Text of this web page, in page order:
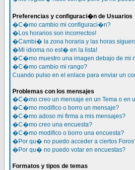
Preferencias y configuraci�n de Usuarios
�C�mo cambio mi configuraci�n?
�Los horarios son incorrectos!
�Cambi� la zona horaria y las horas
�Mi idioma no est� en la lista!
�C�mo muestro una imagen debajo de mi
�C�mo cambio mi rango?
Cuando pulso en el enlace para enviar un
Problemas con los mensajes
�C�mo creo un mensaje en un Tema o en
�C�mo modifico o borro un mensaje?
�C�mo adoso mi firma a mis mensajes?
�C�mo creo una encuesta?
�C�mo modifico o borro una encuesta?
�Por qu� no puedo acceder a ciertos
�Por qu� no puedo votar en encuestas?
Formatos y tipos de temas